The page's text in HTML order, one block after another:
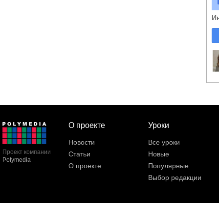
Проект компании
Polymedia
О проекте
Новости
Статьи
О проекте
Уроки
Все уроки
Новые
Популярные
Выбор редакции